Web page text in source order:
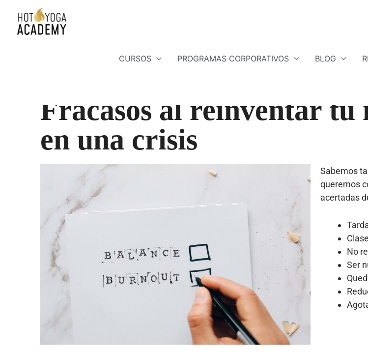
CURSOS PROGRAMAS CORPORATIVOS BLOG
Fracasos al reinventar tu
en una crisis
Sabemos
queremos
acertadas
No
Ser